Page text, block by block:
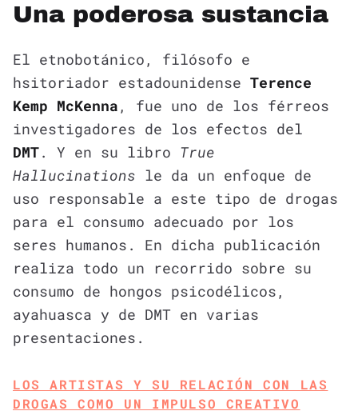
Una poderosa sustancia
El etnobotánico, filósofo e
hsitoriador estadounidense Terence
Kemp McKenna , fue uno de los férreos
investigadores de los efectos del
DMT. Y en su libro True
Hallucinations le da un enfoque de
uso responsable a este tipo de drogas
para el consumo adecuado por los
seres humanos. En dicha publicación
realiza todo un recorrido sobre su
consumo de hongos psicodélicos,​
ayahuasca y de DMT en varias
presentaciones.
LOS ARTISTAS Y SU RELACIÓN CON LAS
DROGAS COMO UN IMPULSO CREATIVO